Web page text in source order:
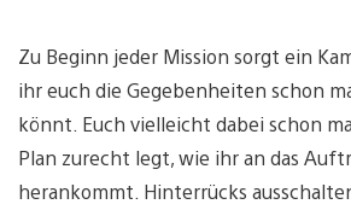
Zu Beginn jeder Mission sorgt ein
ihr euch die Gegebenheiten schon
könnt. Euch vielleicht dabei schon
Plan zurecht legt, wie ihr an das
herankommt. Hinterrücks